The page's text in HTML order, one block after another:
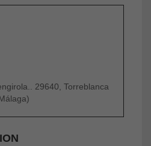
29640, Torreblanca